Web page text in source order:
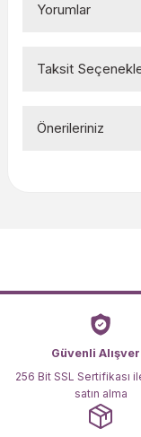
Yorumlar
Taksit
Önerileriniz
Ürün
Ürün bilgilerinde
Ürün fiyatı diğer
Bu ürüne benzer
Güvenli
256 Bit SSL Sertifikası
satın alma